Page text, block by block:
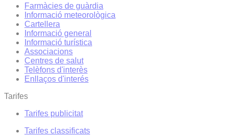
Farmàcies de guàrdia
Informació meteorològica
Cartellera
Informació general
Informació turística
Associacions
Centres de salut
Telèfons d'interès
Enllaços d'interés
Tarifes
Tarifes publicitat
Tarifes classificats